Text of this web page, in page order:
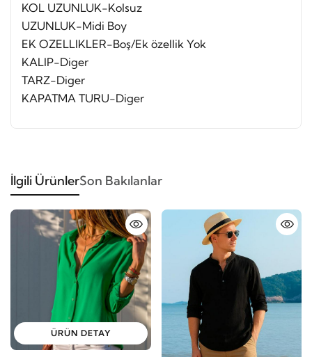
KOL UZUNLUK-Kolsuz
UZUNLUK-Midi Boy
EK OZELLIKLER-Boş/Ek özellik Yok
KALIP-Diger
TARZ-Diger
KAPATMA TURU-Diger
İlgili ÜrünlerSon Bakılanlar
ÜRÜN DETAY